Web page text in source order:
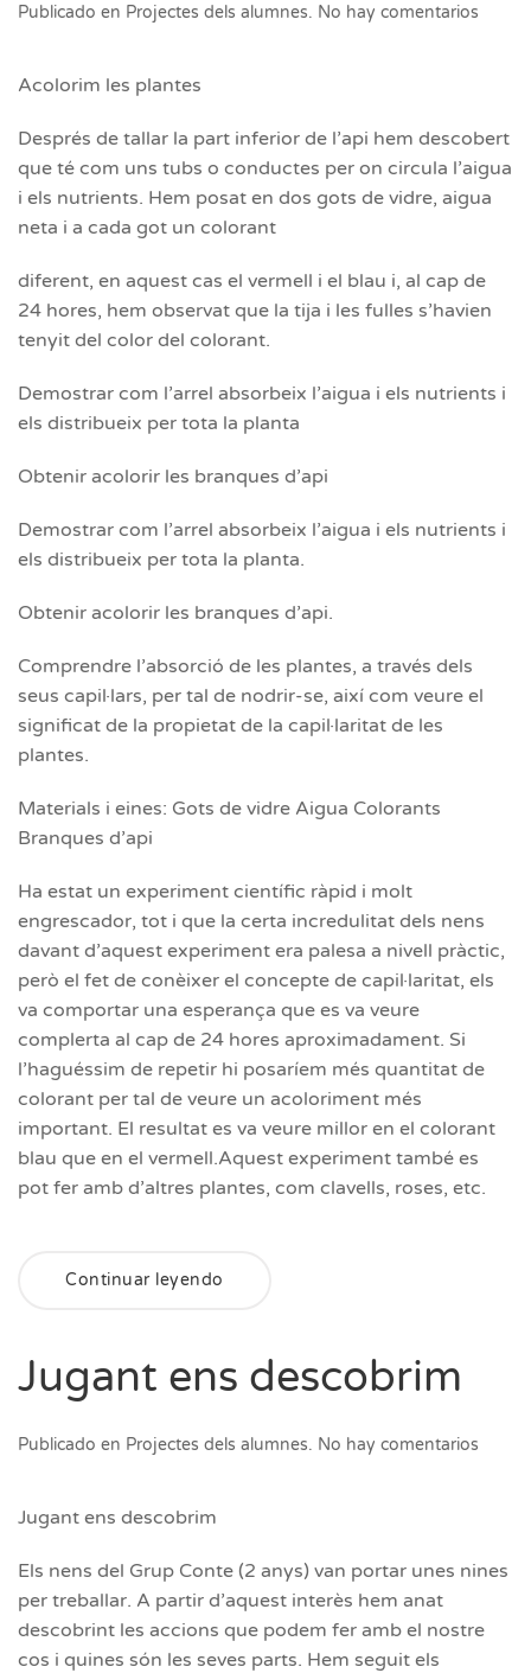
Publicado en Projectes dels alumnes. No hay comentarios
Acolorim les plantes
Després de tallar la part inferior de l’api hem descobert
que té com uns tubs o conductes per on circula l’aigua
i els nutrients. Hem posat en dos gots de vidre, aigua
neta i a cada got un colorant
diferent, en aquest cas el vermell i el blau i, al cap de
24 hores, hem observat que la tija i les fulles s’havien
tenyit del color del colorant.
Demostrar com l’arrel absorbeix l’aigua i els nutrients i
els distribueix per tota la planta
Obtenir acolorir les branques d’api
Demostrar com l’arrel absorbeix l’aigua i els nutrients i
els distribueix per tota la planta.
Obtenir acolorir les branques d’api.
Comprendre l’absorció de les plantes, a través dels
seus capil·lars, per tal de nodrir-se, així com veure el
significat de la propietat de la capil·laritat de les
plantes.
Materials i eines: Gots de vidre Aigua Colorants
Branques d’api
Ha estat un experiment científic ràpid i molt
engrescador, tot i que la certa incredulitat dels nens
davant d’aquest experiment era palesa a nivell pràctic,
però el fet de conèixer el concepte de capil·laritat, els
va comportar una esperança que es va veure
complerta al cap de 24 hores aproximadament. Si
l’haguéssim de repetir hi posaríem més quantitat de
colorant per tal de veure un acoloriment més
important. El resultat es va veure millor en el colorant
blau que en el vermell.Aquest experiment també es
pot fer amb d’altres plantes, com clavells, roses, etc.
Continuar leyendo
Jugant ens descobrim
Publicado en Projectes dels alumnes. No hay comentarios
Jugant ens descobrim
Els nens del Grup Conte (2 anys) van portar unes nines
per treballar. A partir d’aquest interès hem anat
descobrint les accions que podem fer amb el nostre
cos i quines són les seves parts. Hem seguit els